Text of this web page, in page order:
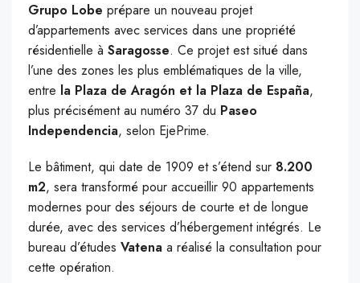
Grupo Lobe prépare un nouveau projet
d’appartements avec services dans une propriété
résidentielle à Saragosse. Ce projet est situé dans
l’une des zones les plus emblématiques de la ville,
entre la Plaza de Aragón et la Plaza de España,
plus précisément au numéro 37 du Paseo
Independencia, selon EjePrime.
Le bâtiment, qui date de 1909 et s’étend sur 8.200
m2, sera transformé pour accueillir 90 appartements
modernes pour des séjours de courte et de longue
durée, avec des services d’hébergement intégrés. Le
bureau d’études Vatena a réalisé la consultation pour
cette opération.